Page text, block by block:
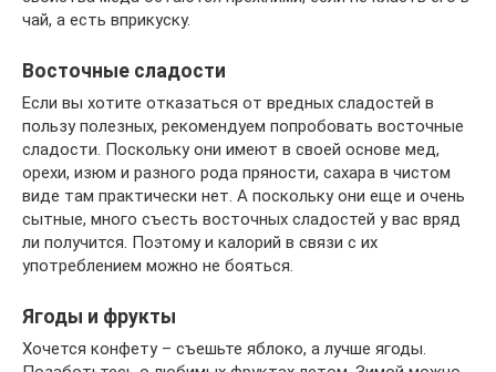
чай, а есть вприкуску.
Восточные сладости
Если вы хотите отказаться от вредных сладостей в
пользу полезных, рекомендуем попробовать восточные
сладости. Поскольку они имеют в своей основе мед,
орехи, изюм и разного рода пряности, сахара в чистом
виде там практически нет. А поскольку они еще и очень
сытные, много съесть восточных сладостей у вас вряд
ли получится. Поэтому и калорий в связи с их
употреблением можно не бояться.
Ягоды и фрукты
Хочется конфету – съешьте яблоко, а лучше ягоды.